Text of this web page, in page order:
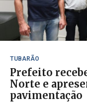
TUBARÃO
Prefeito
Norte e
pavimentação